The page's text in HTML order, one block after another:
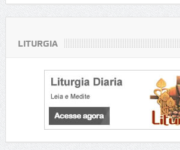
LITURGIA